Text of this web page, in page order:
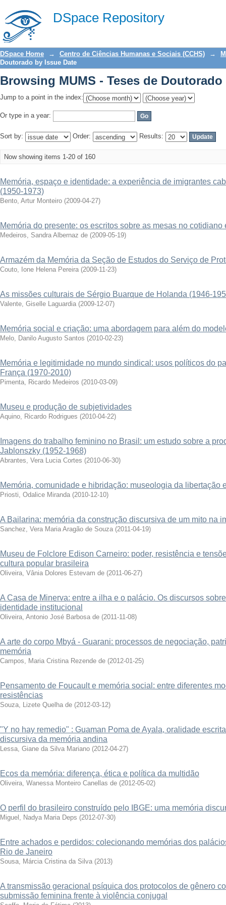
DSpace Repository
Browsing MUMS - Teses de
DSpace Home → Centro de Ciências Humanas e Sociais (CCHS) →
Doutorado by Issue Date
Browsing MUMS - Teses de
Jump to a point in the index:
Or type in a year:
Sort by: Order: Results:
Now showing items 1-20 of 160
Memória, espaço e identidade: a experiência de imigrantes
(1950-1973)
Bento, Artur Monteiro (2009-04-27)
Memória do presente: os escritos sobre as mesas no cotidiano
Medeiros, Sandra Albernaz de (2009-05-19)
Armazém da Memória da Seção de Estudos do Serviço de
Couto, Ione Helena Pereira (2009-11-23)
As missões culturais de Sérgio Buarque de Holanda (1946-
Valente, Giselle Laguardia (2009-12-07)
Memória social e criação: uma abordagem para além do
Melo, Danilo Augusto Santos (2010-02-23)
Memória e legitimidade no mundo sindical: usos políticos do
França (1970-2010)
Pimenta, Ricardo Medeiros (2010-03-09)
Museu e produção de subjetividades
Aquino, Ricardo Rodrigues (2010-04-22)
Imagens do trabalho feminino no Brasil: um estudo sobre a
Jablonszky (1952-1968)
Abrantes, Vera Lucia Cortes (2010-06-30)
Memória, comunidade e hibridação: museologia da libertação
Priosti, Odalice Miranda (2010-12-10)
A Bailarina: memória da construção discursiva de um mito na
Sanchez, Vera Maria Aragão de Souza (2011-04-19)
Museu de Folclore Edison Carneiro: poder, resistência e
cultura popular brasileira
Oliveira, Vânia Dolores Estevam de (2011-06-27)
A Casa de Minerva: entre a ilha e o palácio. Os discursos
identidade institucional
Oliveira, Antonio José Barbosa de (2011-11-08)
A arte do corpo Mbyá - Guarani: processos de negociação,
memória
Campos, Maria Cristina Rezende de (2012-01-25)
Pensamento de Foucault e memória social: entre diferentes
resistências
Souza, Lizete Quelha de (2012-03-12)
"Y no hay remedio" : Guaman Poma de Ayala, oralidade
discursiva da memória andina
Lessa, Giane da Silva Mariano (2012-04-27)
Ecos da memória: diferença, ética e política da multidão
Oliveira, Wanessa Monteiro Canellas de (2012-05-02)
O perfil do brasileiro construído pelo IBGE: uma memória
Miguel, Nadya Maria Deps (2012-07-30)
Entre achados e perdidos: colecionando memórias dos
Rio de Janeiro
Sousa, Márcia Cristina da Silva (2013)
A transmissão geracional psíquica dos protocolos de gênero
submissão feminina frente à violência conjugal